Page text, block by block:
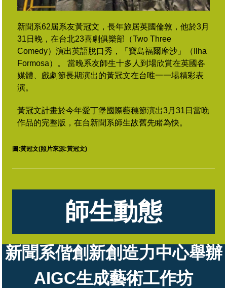
新聞系62屆系友黃冠文，長年旅居英國倫敦，他於3月
31日晚，在台北23喜劇俱樂部（Two Three
Comedy）演出英語脫口秀，「寶島福爾摩沙」（Ilha
Formosa）。 當晚系友師生十多人到場欣賞在英國各
媒體、戲劇節長期演出的黃冠文在台唯一一場精彩表
演。
黃冠文計畫於今年愛丁堡國際藝穗節演出3月 31日當晚
作品的完整版，在台新聞系師生故舊先睹為快。
圖:黃冠文(照片來源:黃冠文)
師生動態
新聞系偕創新創造力中心舉辦
AIGC生成藝術工作坊